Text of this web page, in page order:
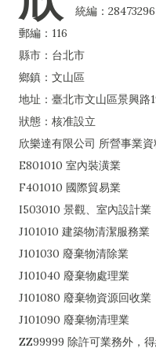
統編：28473296
郵編：116
縣市：台北市
鄉鎮：文山區
地址：臺北市文山區景興路
狀態：核准設立
欣樂達有限公司 所營事業資
E801010 室內裝潢業
F401010 國際貿易業
I503010 景觀、室內設計業
J101010 建築物清潔服務業
J101030 廢棄物清除業
J101040 廢棄物處理業
J101080 廢棄物資源回收業
J101090 廢棄物清理業
ZZ99999 除許可業務外，